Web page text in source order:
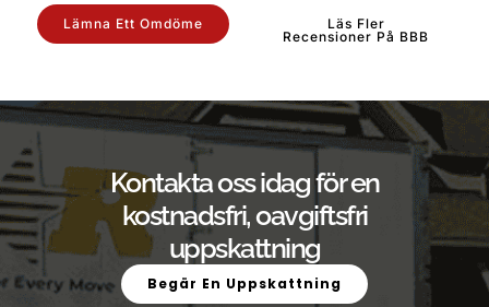
Lämna Ett Omdöme
Läs Fler
Recensioner På BBB
Kontakta oss idag för en
kostnadsfri, oavgiftsfri
uppskattning
Begär En Uppskattning